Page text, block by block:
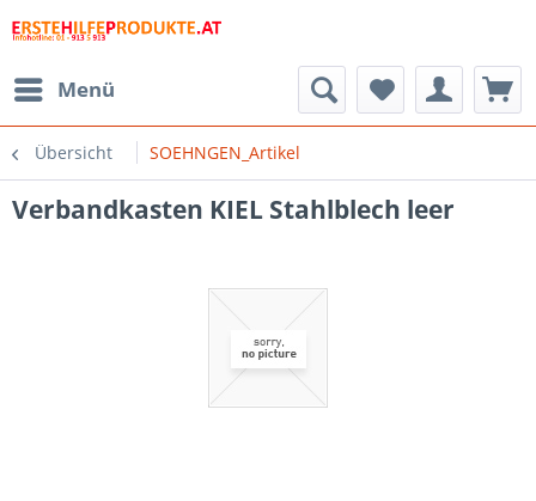
Menü
Übersicht SOEHNGEN_Artikel
Verbandkasten KIEL Stahlblech leer